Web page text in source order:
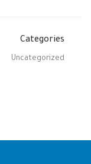
Categories
Uncategorized